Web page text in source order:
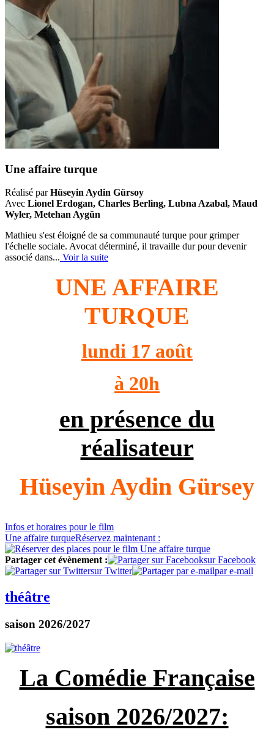
Une affaire turque
Réalisé parHüseyin Aydin Gürsoy
Avec Lionel Erdogan, Charles Berling, Lubna Azabal, Maud
Wyler, Metehan Aygün
Mathieu s'est éloigné de sa communauté turque pour grimper
l'échelle sociale. Avocat déterminé, il travaille dur pour devenir
associé dans... Voir la suite
UNE AFFAIRE
TURQUE
lundi 17 août
à 20h
en présence du
réalisateur
Hüseyin Aydin Gürsey
Infos et horaires pour le film
Une affaire turqueRéservez maintenant :
Partager cet évènement :
sur Facebook
sur Twitter
par e-mail
théâtre
saison 2026/2027
La Comédie Française
saison 2026/2027: